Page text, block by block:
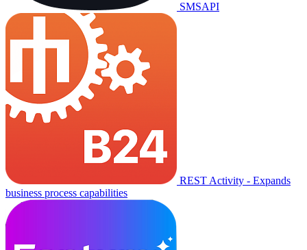
SMSAPI
REST Activity - Expands
business process capabilities